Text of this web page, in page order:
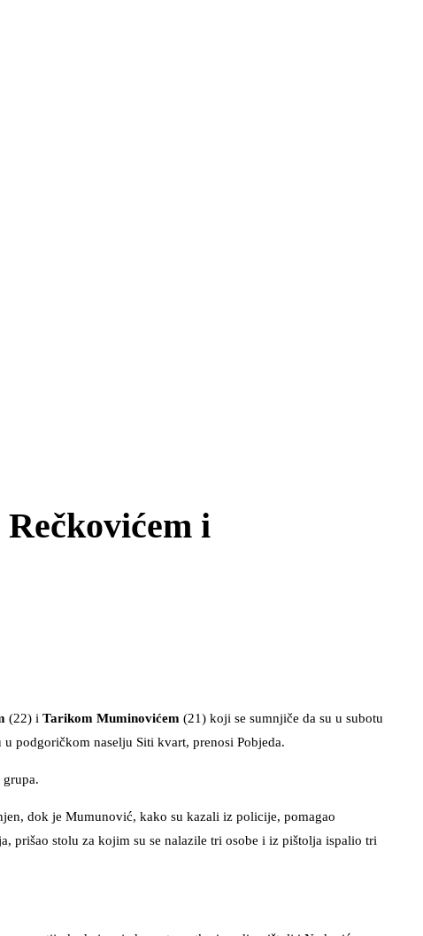
i
(22) i Tarikom Muminovićem (21) koji se sumnjiče da su u subotu
podgoričkom naselju Siti kvart, prenosi Pobjeda.
dok je Mumunović, kako su kazali iz policije, pomagao
prišao stolu za kojim su se nalazile tri osobe i iz pištolja ispalio tri